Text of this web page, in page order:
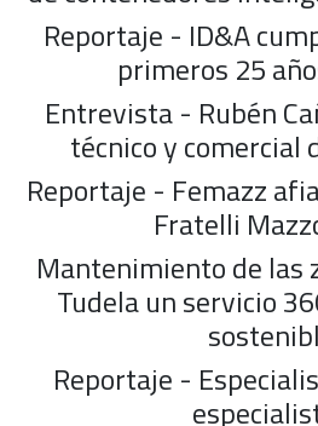
Reportaje - ID&A
primeros 25
Entrevista - Rubén
técnico y comercial
Reportaje - Femazz
Fratelli
Mantenimiento de las
Tudela un servicio
Reportaje -